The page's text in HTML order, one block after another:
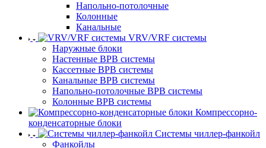
Напольно-потолочные
Колонные
Канальные
VRV/VRF системы
Наружные блоки
Настенные ВРВ системы
Кассетные ВРВ системы
Канальные ВРВ системы
Напольно-потолочные ВРВ системы
Колонные ВРВ системы
Компрессорно-
конденсаторные блоки
Системы чиллер-фанкойл
Фанкойлы